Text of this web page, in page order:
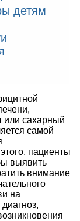
детям
или сахарный
самой
пациенты
выявить
внимание
на